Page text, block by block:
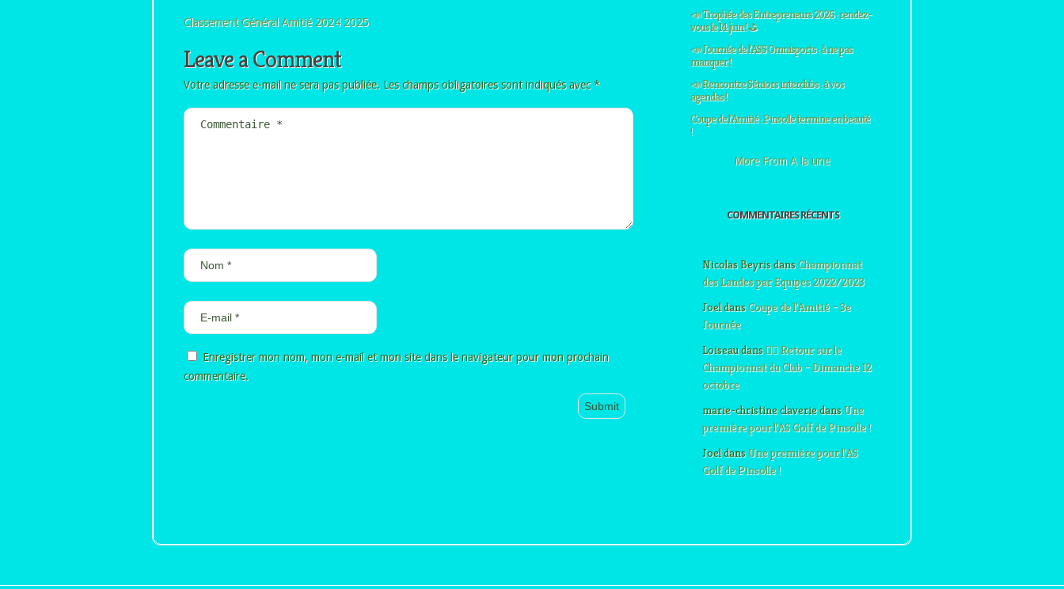
Classement Général Amitié 2024 2025
Leave a Comment
Votre adresse e-mail ne sera pas publiée. Les champs obligatoires sont indiqués avec*
Enregistrer mon nom, mon e-mail et mon site dans le navigateur pour mon prochain
commentaire.
📣 Trophée des Entrepreneurs 2026 : rendez-
vous le 14 juin ! ⛳
📣 Journée de l’ASS Omnisports : à ne pas
manquer !
📣 Rencontre Séniors interclubs : à vos
agendas !
Coupe de l’Amitié : Pinsolle termine en beauté
!
More From A la une
COMMENTAIRES RÉCENTS
Nicolas BeyrisdansChampionnat
des Landes par Equipes 2022/2023
JoeldansCoupe de l’Amitié – 3e
Journée
Loiseaudans🏌️‍♂️ Retour sur le
Championnat du Club – Dimanche 12
octobre
marie-christine claveriedansUne
première pour l’AS Golf de Pinsolle !
JoeldansUne première pour l’AS
Golf de Pinsolle !